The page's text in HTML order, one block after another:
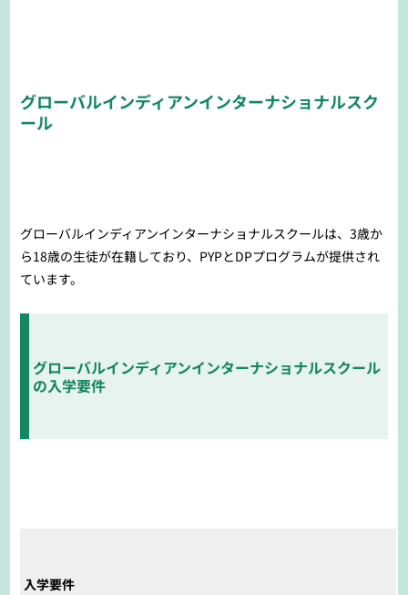
グローバルインディアンインターナショナルスク
ール
グローバルインディアンインターナショナルスクールは、3歳か
ら18歳の生徒が在籍しており、PYPとDPプログラムが提供され
ています。
グローバルインディアンインターナショナルスクール
の入学要件
入学要件